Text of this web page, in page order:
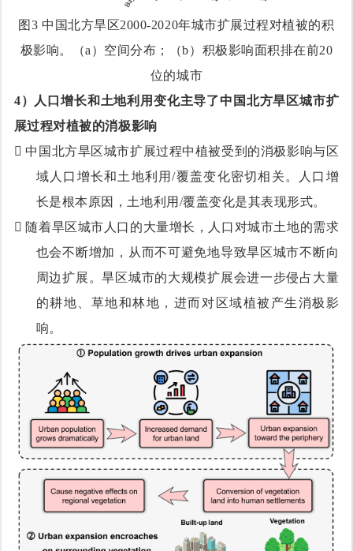
图3 中国北方旱区2000-2020年城市扩展过程对植被的积
极影响。（a）空间分布；（b）积极影响面积排在前20
位的城市
4）
人口增长和土地利用变化主导了中国北方旱区城市扩
展过程对植被的消极影响
 中国北方旱区城市扩展过程中植被受到的消极影响与区
域人口增长和土地利用/覆盖变化密切相关。人口增
长是根本原因，土地利用/覆盖变化是其表现形式。
 随着旱区城市人口的大量增长，人口对城市土地的需求
也会不断增加，从而不可避免地导致旱区城市不断向
周边扩展。旱区城市的大规模扩展会进一步侵占大量
的耕地、草地和林地，进而对区域植被产生消极影
响。